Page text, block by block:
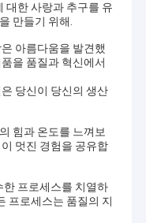
대한 사랑과 추구를 유
만들기 위해.
아름다움을 발견했
을 품질과 혁신에서
당신이 당신의 생산
힘과 온도를 느껴보
멋진 경험을 공유합
한 프로세스를 치열하
프로세스는 품질의 지